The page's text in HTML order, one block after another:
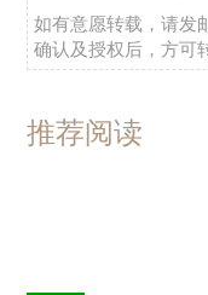
如有意愿转载，请发
确认及授权后，方可
推荐阅读